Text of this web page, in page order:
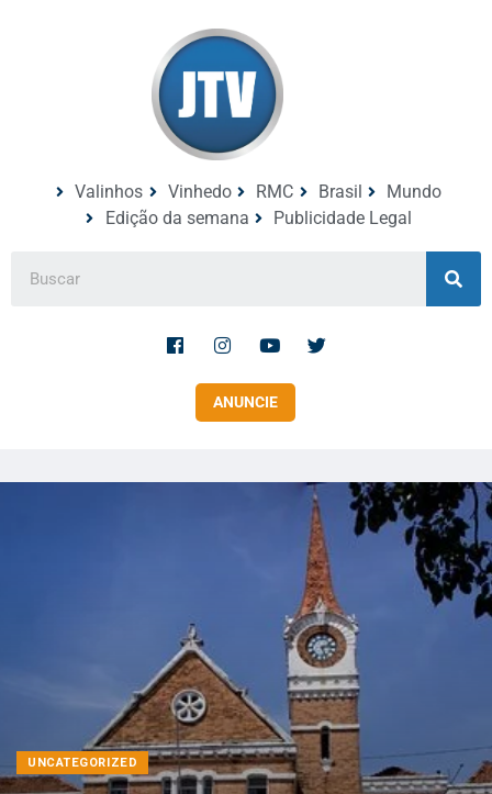
Valinhos Vinhedo RMC Brasil
Mundo
Edição da semana
Publicidade Legal
ANUNCIE
UNCATEGORIZED